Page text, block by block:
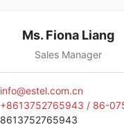
Ms. Fiona Liang
Sales Manager
info@estel.com.cn
+8613752765943 / 86-
8613752765943